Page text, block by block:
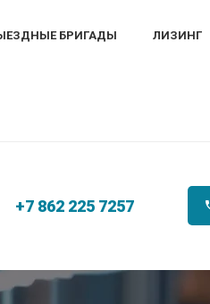
БРИГАДЫ ЛИЗИНГ
+7 862 225 7257